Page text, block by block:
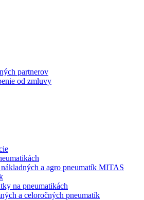
partnerov
od zmluvy
a agro pneumatík MITAS
na pneumatikách
a celoročných pneumatík